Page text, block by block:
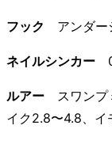
フック アンダー
ネイルシンカー
ルアー スワンプ
イク2.8〜4.8、イ